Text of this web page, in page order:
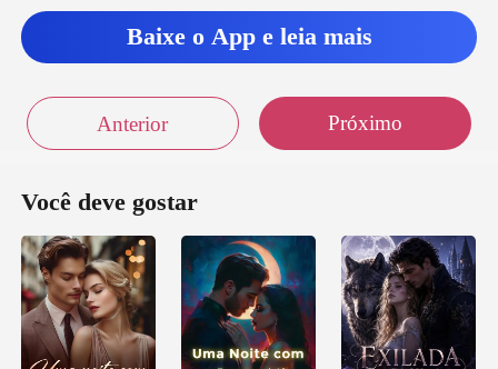
Baixe o App e leia mais
Anterior Próximo
Você deve gostar